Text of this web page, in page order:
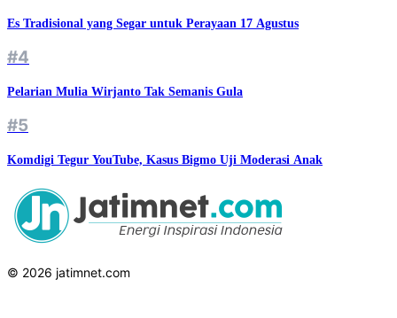
Es Tradisional yang Segar untuk Perayaan 17 Agustus
#4
Pelarian Mulia Wirjanto Tak Semanis Gula
#5
Komdigi Tegur YouTube, Kasus Bigmo Uji Moderasi Anak
© 2026 jatimnet.com